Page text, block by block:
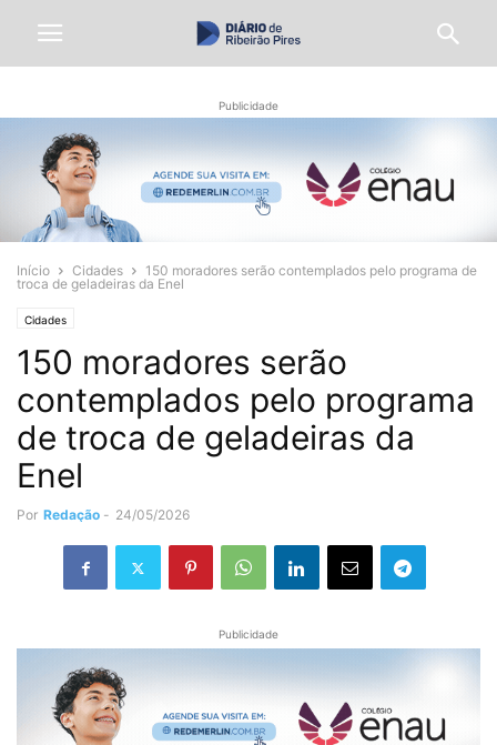
Publicidade
Início Cidades
150 moradores serão contemplados pelo programa de
troca de geladeiras da Enel
Cidades
150 moradores serão
contemplados pelo programa
de troca de geladeiras da
Enel
Por Redação - 24/05/2026
Publicidade